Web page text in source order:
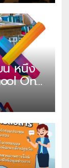
น หนึ่ง
One